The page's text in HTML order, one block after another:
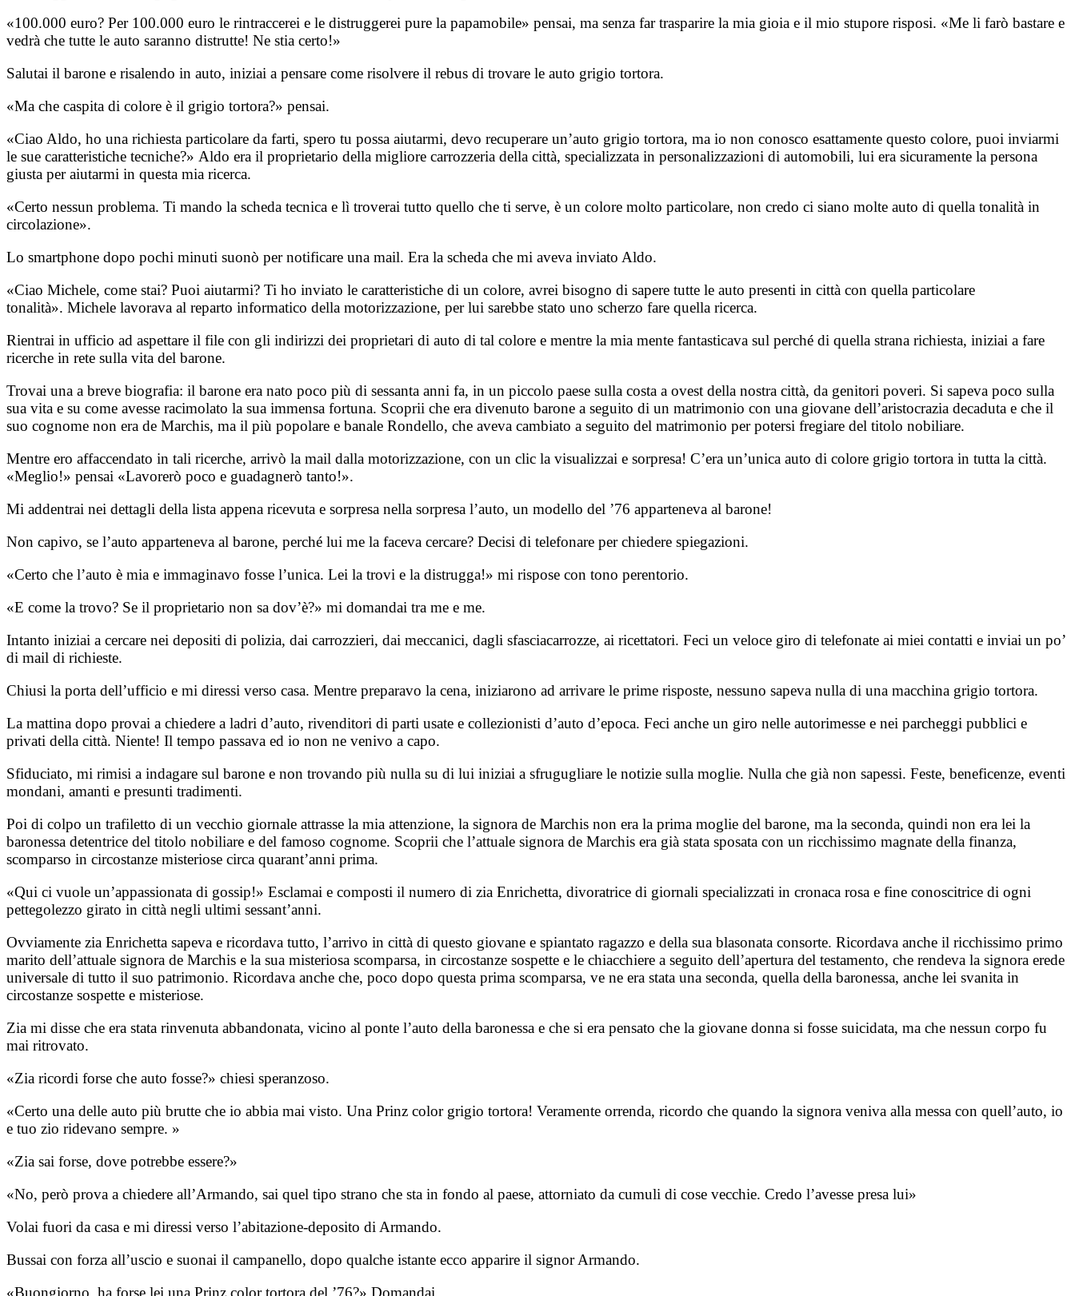
«100.000 euro? Per 100.000 euro le rintraccerei e le distruggerei pure la papamobile» pensai, ma senza far trasparire la mia gioia e il mio stupore risposi. «Me li farò bastare e
vedrà che tutte le auto saranno distrutte! Ne stia certo!»
Salutai il barone e risalendo in auto, iniziai a pensare come risolvere il rebus di trovare le auto grigio tortora.
«Ma che caspita di colore è il grigio tortora?» pensai.
«Ciao Aldo, ho una richiesta particolare da farti, spero tu possa aiutarmi, devo recuperare un’auto grigio tortora, ma io non conosco esattamente questo colore, puoi inviarmi
le sue caratteristiche tecniche?» Aldo era il proprietario della migliore carrozzeria della città, specializzata in personalizzazioni di automobili, lui era sicuramente la persona
giusta per aiutarmi in questa mia ricerca.
«Certo nessun problema. Ti mando la scheda tecnica e lì troverai tutto quello che ti serve, è un colore molto particolare, non credo ci siano molte auto di quella tonalità in
circolazione».
Lo smartphone dopo pochi minuti suonò per notificare una mail. Era la scheda che mi aveva inviato Aldo.
«Ciao Michele, come stai? Puoi aiutarmi? Ti ho inviato le caratteristiche di un colore, avrei bisogno di sapere tutte le auto presenti in città con quella particolare
tonalità». Michele lavorava al reparto informatico della motorizzazione, per lui sarebbe stato uno scherzo fare quella ricerca.
Rientrai in ufficio ad aspettare il file con gli indirizzi dei proprietari di auto di tal colore e mentre la mia mente fantasticava sul perché di quella strana richiesta, iniziai a fare
ricerche in rete sulla vita del barone.
Trovai una a breve biografia: il barone era nato poco più di sessanta anni fa, in un piccolo paese sulla costa a ovest della nostra città, da genitori poveri. Si sapeva poco sulla
sua vita e su come avesse racimolato la sua immensa fortuna. Scoprii che era divenuto barone a seguito di un matrimonio con una giovane dell’aristocrazia decaduta e che il
suo cognome non era de Marchis, ma il più popolare e banale Rondello, che aveva cambiato a seguito del matrimonio per potersi fregiare del titolo nobiliare.
Mentre ero affaccendato in tali ricerche, arrivò la mail dalla motorizzazione, con un clic la visualizzai e sorpresa! C’era un’unica auto di colore grigio tortora in tutta la città.
«Meglio!» pensai «Lavorerò poco e guadagnerò tanto!».
Mi addentrai nei dettagli della lista appena ricevuta e sorpresa nella sorpresa l’auto, un modello del ’76 apparteneva al barone!
Non capivo, se l’auto apparteneva al barone, perché lui me la faceva cercare? Decisi di telefonare per chiedere spiegazioni.
«Certo che l’auto è mia e immaginavo fosse l’unica. Lei la trovi e la distrugga!» mi rispose con tono perentorio.
«E come la trovo? Se il proprietario non sa dov’è?» mi domandai tra me e me.
Intanto iniziai a cercare nei depositi di polizia, dai carrozzieri, dai meccanici, dagli sfasciacarrozze, ai ricettatori. Feci un veloce giro di telefonate ai miei contatti e inviai un po’
di mail di richieste.
Chiusi la porta dell’ufficio e mi diressi verso casa. Mentre preparavo la cena, iniziarono ad arrivare le prime risposte, nessuno sapeva nulla di una macchina grigio tortora.
La mattina dopo provai a chiedere a ladri d’auto, rivenditori di parti usate e collezionisti d’auto d’epoca. Feci anche un giro nelle autorimesse e nei parcheggi pubblici e
privati della città. Niente! Il tempo passava ed io non ne venivo a capo.
Sfiduciato, mi rimisi a indagare sul barone e non trovando più nulla su di lui iniziai a sfrugugliare le notizie sulla moglie. Nulla che già non sapessi. Feste, beneficenze, eventi
mondani, amanti e presunti tradimenti.
Poi di colpo un trafiletto di un vecchio giornale attrasse la mia attenzione, la signora de Marchis non era la prima moglie del barone, ma la seconda, quindi non era lei la
baronessa detentrice del titolo nobiliare e del famoso cognome. Scoprii che l’attuale signora de Marchis era già stata sposata con un ricchissimo magnate della finanza,
scomparso in circostanze misteriose circa quarant’anni prima.
«Qui ci vuole un’appassionata di gossip!» Esclamai e composti il numero di zia Enrichetta, divoratrice di giornali specializzati in cronaca rosa e fine conoscitrice di ogni
pettegolezzo girato in città negli ultimi sessant’anni.
Ovviamente zia Enrichetta sapeva e ricordava tutto, l’arrivo in città di questo giovane e spiantato ragazzo e della sua blasonata consorte. Ricordava anche il ricchissimo primo
marito dell’attuale signora de Marchis e la sua misteriosa scomparsa, in circostanze sospette e le chiacchiere a seguito dell’apertura del testamento, che rendeva la signora erede
universale di tutto il suo patrimonio. Ricordava anche che, poco dopo questa prima scomparsa, ve ne era stata una seconda, quella della baronessa, anche lei svanita in
circostanze sospette e misteriose.
Zia mi disse che era stata rinvenuta abbandonata, vicino al ponte l’auto della baronessa e che si era pensato che la giovane donna si fosse suicidata, ma che nessun corpo fu
mai ritrovato.
«Zia ricordi forse che auto fosse?» chiesi speranzoso.
«Certo una delle auto più brutte che io abbia mai visto. Una Prinz color grigio tortora! Veramente orrenda, ricordo che quando la signora veniva alla messa con quell’auto, io
e tuo zio ridevano sempre. »
«Zia sai forse, dove potrebbe essere?»
«No, però prova a chiedere all’Armando, sai quel tipo strano che sta in fondo al paese, attorniato da cumuli di cose vecchie. Credo l’avesse presa lui»
Volai fuori da casa e mi diressi verso l’abitazione-deposito di Armando.
Bussai con forza all’uscio e suonai il campanello, dopo qualche istante ecco apparire il signor Armando.